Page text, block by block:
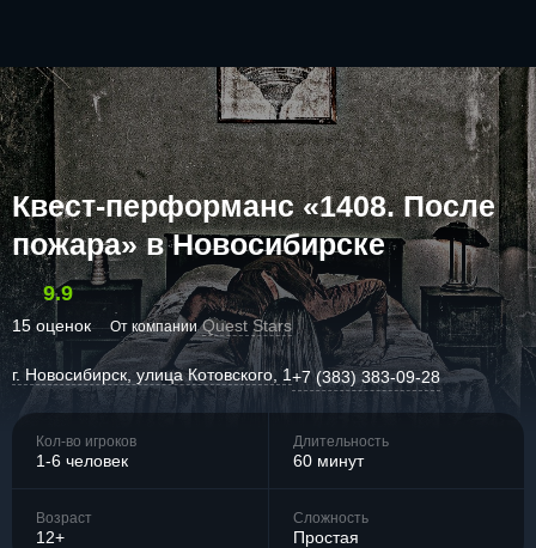
Квест-перформанс «1408. После
пожара» в Новосибирске
9.9
15 оценок От компании Quest Stars
г. Новосибирск, улица Котовского, 1+7 (383) 383-09-28
Кол-во игроков
1-6 человек
Длительность
60 минут
Возраст
12+
Сложность
Простая